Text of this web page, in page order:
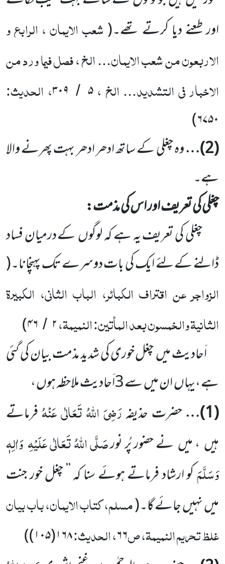
اور طعنے دیا کرتے تھے۔(شعب الایمان ، الرابع و
الاربعون من شعب الایمان... الخ ، فصل فیما ورد من
الاخبار فی التشدید... الخ ،۵ / ۳۰۹، الحدیث:
۶۷۵۰)
(
2
)…وہ چغلی کے ساتھ ادھر ادھر بہت پھرنے والا
ہے۔
چغلی کی تعریف اور اس کی مذمت:
چغلی کی تعریف یہ ہے کہ لوگوںکے درمیان فساد
ڈالنے کے لئے ایک کی بات دوسرے تک پہنچانا۔(
الزواجر عن اقتراف الکبائر، الباب الثانی، الکبیرۃ
الثانیۃ والخمسون بعد المأتین: النمیمۃ،۲ / ۴۶)
اَحادیث میںچغل خوری کی شدید مذمت بیان کی گئی
ہے ،یہاںان میںسے3اَحادیث ملاحظہ ہوں ،
(
1
)…حضرت حذیفہرَضِیَ اللّٰہُ تَعَالٰی عَنْہُفرماتے
ہیں ، میں نے حضور پُر نورصَلَّی اللّٰہُ تَعَالٰی عَلَیْہِوَاٰلِہٖ
وَسَلَّمَکو ارشاد فرماتے ہوئے سنا کہ ’’ چغل خور جنت
میںنہیںجائے گا۔(مسلم، کتاب الایمان، باب بیان
غلظ تحریم النمیمۃ، ص۶۶، الحدیث:۱۶۸(۱۰۵)
)